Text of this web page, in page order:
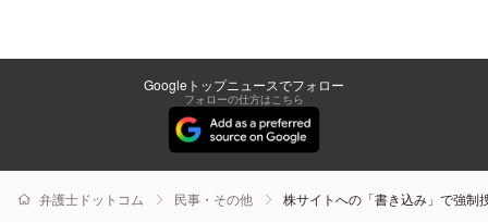
Googleトップニュースでフォロー
フォローの仕方はこちら
弁護士ドットコム 民事・その他 株サイトへの「書き込み」で強